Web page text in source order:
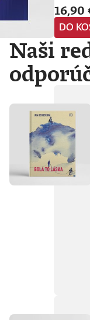
všetko, čo
nej
Vyvádza
strážených
života.
systému
zaplavila
vlna
no zároveň
zavládol
Čo
a kde sú
Čo nás
čaká?
spásou
16,90
DO
Naši